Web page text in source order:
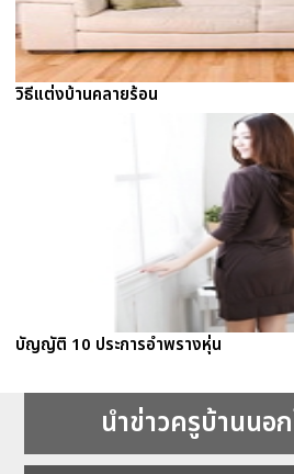
วิธีแต่งบ้านคลายร้อน
บัญญัติ 10 ประการอำพรางหุ่น
นำข่าวครูบ้านนอ